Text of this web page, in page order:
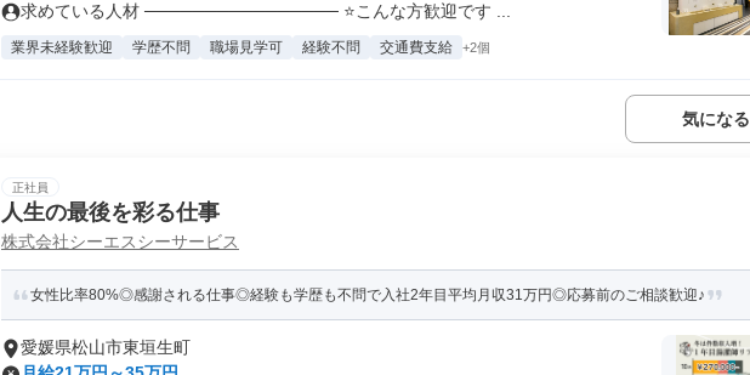
求めている人材 ──────────────── ⭐こんな方歓迎です ...
業界未経験歓迎 学歴不問 職場見学可 経験不問 交通費支給 +2個
気になる
正社員
人生の最後を彩る仕事
株式会社シーエスシーサービス
女性比率80%◎感謝される仕事◎経験も学歴も不問で入社2年目平均月収31万円◎応募前のご相談歓迎♪
愛媛県松山市東垣生町